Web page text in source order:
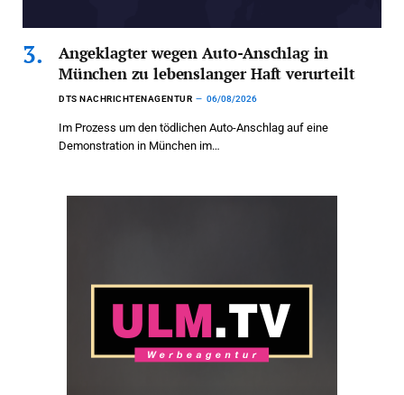
Angeklagter wegen Auto-Anschlag in
München zu lebenslanger Haft verurteilt
DTS NACHRICHTENAGENTUR 06/08/2026
Im Prozess um den tödlichen Auto-Anschlag auf eine
Demonstration in München im…